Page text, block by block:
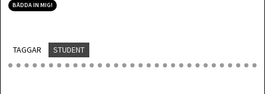
BÄDDA IN MIG!
TAGGAR STUDENT